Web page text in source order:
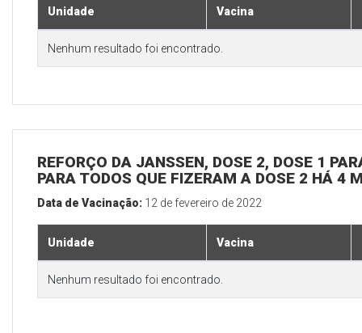
Unidade Vacina
Nenhum resultado foi encontrado.
REFORÇO DA JANSSEN, DOSE 2, DOSE 1
PARA TODOS QUE FIZERAM A DOSE 2 HÁ 4
Data de Vacinação: 12 de fevereiro de 2022
Unidade Vacina
Nenhum resultado foi encontrado.